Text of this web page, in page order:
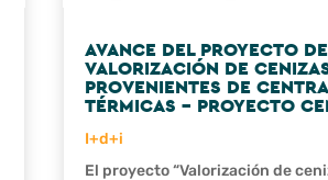
AVANCE DEL PROYECTO DE
VALORIZACIÓN DE
PROVENIENTES DE
TÉRMICAS – PROYECTO
I+d+i
El proyecto “Valorización de